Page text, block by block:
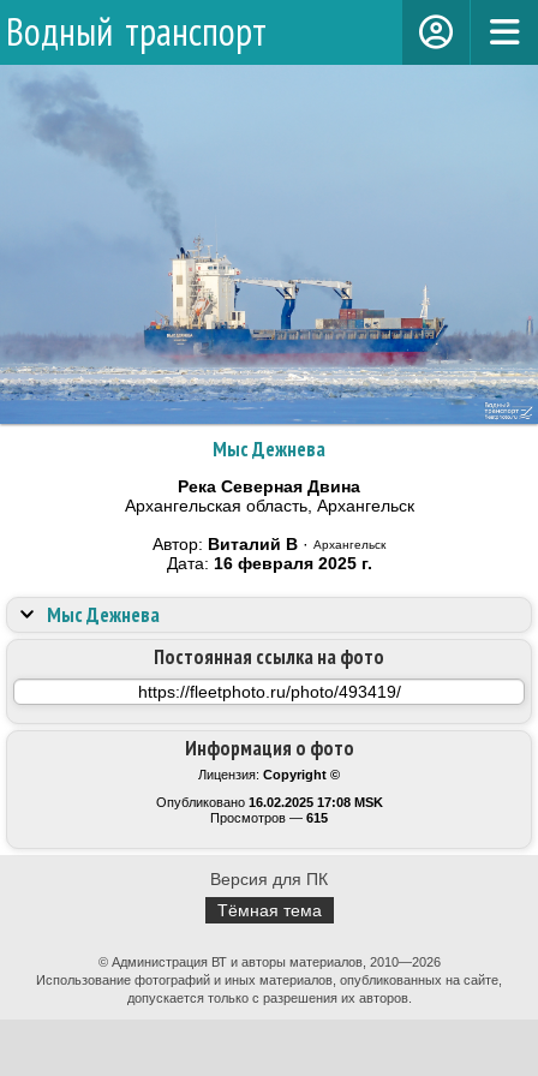
Водный транспорт
Мыс Дежнева
Река Северная Двина
Архангельская область, Архангельск
Автор: Виталий В · Архангельск
Дата: 16 февраля 2025 г.
Информация о фото
Лицензия: Copyright ©
Опубликовано 16.02.2025 17:08 MSK
Просмотров — 615
Постоянная ссылка на фото
Мыс Дежнева
Версия для ПК
Тёмная тема
© Администрация ВТ и авторы материалов, 2010—2026
Использование фотографий и иных материалов, опубликованных на сайте,
допускается только с разрешения их авторов.